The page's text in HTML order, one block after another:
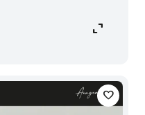
expand_content
favorite